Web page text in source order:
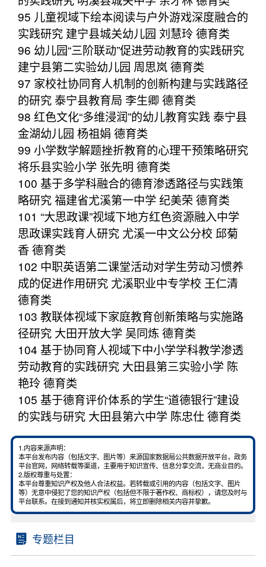
95 儿童视域下绘本阅读与户外游戏深度融合的
实践研究 建宁县城关幼儿园 刘慧玲 德育类
96 幼儿园“三阶联动”促进劳动教育的实践研究
建宁县第二实验幼儿园 周思岚 德育类
97 家校社协同育人机制的创新构建与实践路径
的研究 泰宁县教育局 李生卿 德育类
98 红色文化“多维浸润”的幼儿教育实践 泰宁县
金湖幼儿园 杨祖娟 德育类
99 小学数学解题挫折教育的心理干预策略研究
将乐县实验小学 张先明 德育类
100 基于多学科融合的德育渗透路径与实践策
略研究 福建省尤溪第一中学 纪美荣 德育类
101 “大思政课”视域下地方红色资源融入中学
思政课实践育人研究 尤溪一中文公分校 邱菊
香 德育类
102 中职英语第二课堂活动对学生劳动习惯养
成的促进作用研究 尤溪职业中专学校 王仁清
德育类
103 教联体视域下家庭教育创新策略与实施路
径研究 大田开放大学 吴同炼 德育类
104 基于协同育人视域下中小学学科教学渗透
劳动教育的实践研究 大田县第三实验小学 陈
艳玲 德育类
105 基于德育评价体系的学生“道德银行”建设
的实践与研究 大田县第六中学 陈忠仕 德育类
1.内容来源声明：
本平台发布内容（包括文字、图片等）来源国家数据局公共数据开放平台，政务
平台官网，网络转载等渠道，主要用于知识宣传、信息分享交流，无商业目的。
2.版权尊重与处置：
本平台尊重知识产权及他人合法权益。若转载或引用的内容（包括文字、图片
等）无意中侵犯了您的知识产权（包括但不限于著作权、商标权），请您及时与
平台联系。在接到通知并核实权属后，将立即删除相关内容并挚歉。
专题栏目